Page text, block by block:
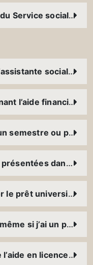
Puis-je bénéficier d’une aide du Service social parallèlement à l’aide d’une fondation externe ou d’une bourse accordée par l’Université (bourse d’excellence, bourse Magis, etc.) ?
Comment puis-je contacter l’assistante sociale ?
Qui prend la décision concernant l’aide financière accordée
L’aide décidée est-elle pour un semestre ou pour tout le cursus ?
Qui a accès aux informations présentées dans le dossier social ?
Comment dois-je rembourser le prêt universitaire ? Dois-je payer des intérêts ? Quelle garantie faut-il présenter ?
Puis-je obtenir mon diplôme même si j’ai un prêt à rembourser ?
Quelle est la différence entre l’aide en licence et celle en master ?